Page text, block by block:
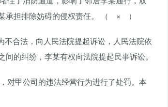
承担排除妨碍的侵权责任。 （ × ）
合法，向人民法院提起诉讼，人民法院依
的纠纷，李某有权向法院提起民事诉讼。
对甲公司的违法经营行为进行了处罚。本